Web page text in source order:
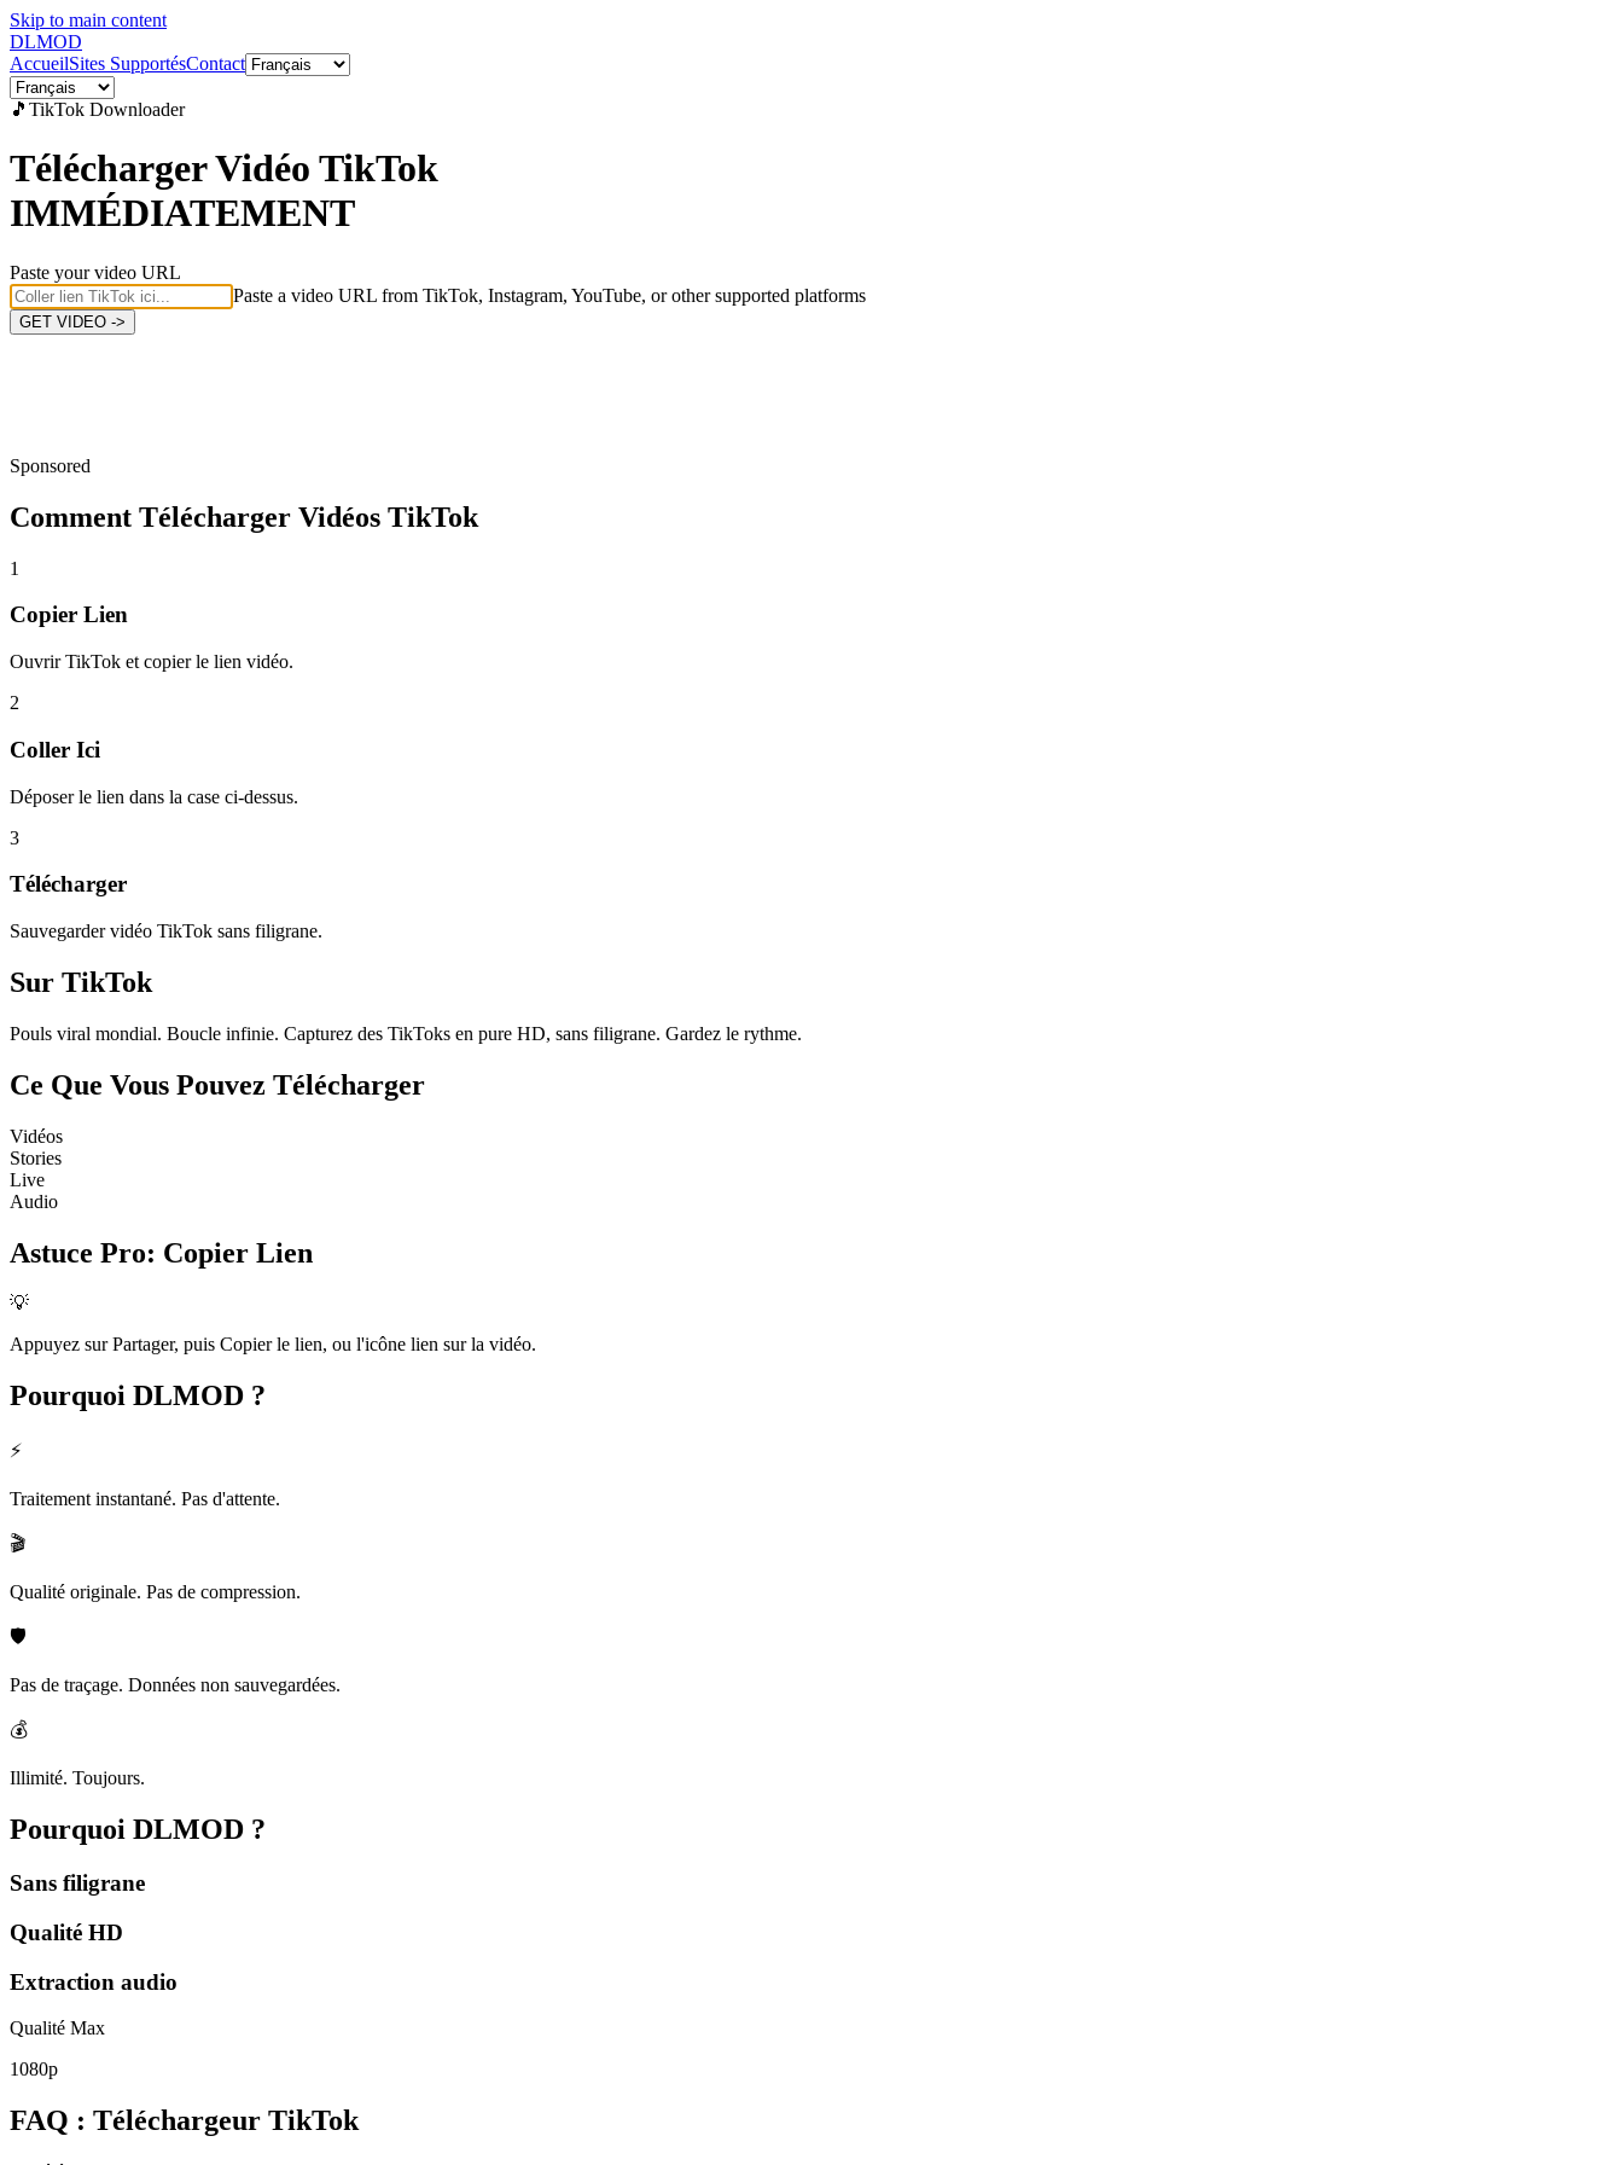
Skip to main content
DLMOD
AccueilSites SupportésContact
🎵 TikTok Downloader
Télécharger Vidéo TikTok
IMMÉDIATEMENT
Paste your video URL
Paste a video URL from TikTok, Instagram, YouTube, or other supported platforms
GET VIDEO ->
Sponsored
Comment Télécharger Vidéos TikTok
1
Copier Lien
Ouvrir TikTok et copier le lien vidéo.
2
Coller Ici
Déposer le lien dans la case ci-dessus.
3
Télécharger
Sauvegarder vidéo TikTok sans filigrane.
Sur TikTok
Pouls viral mondial. Boucle infinie. Capturez des TikToks en pure HD, sans filigrane. Gardez le rythme.
Ce Que Vous Pouvez Télécharger
Vidéos
Stories
Live
Audio
Astuce Pro: Copier Lien
💡
Appuyez sur Partager, puis Copier le lien, ou l'icône lien sur la vidéo.
Pourquoi DLMOD ?
⚡
Traitement instantané. Pas d'attente.
🎬
Qualité originale. Pas de compression.
🛡️
Pas de traçage. Données non sauvegardées.
💰
Illimité. Toujours.
Pourquoi DLMOD ?
Sans filigrane
Qualité HD
Extraction audio
Qualité Max
1080p
FAQ : Téléchargeur TikTok